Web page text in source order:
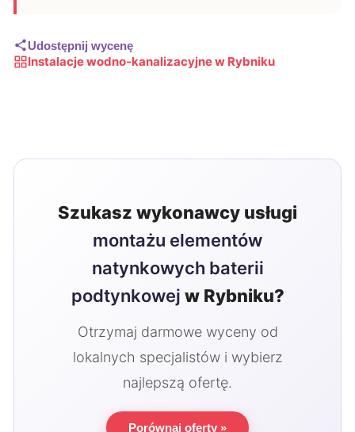
Udostępnij wycenę
Instalacje wodno-kanalizacyjne w Rybniku
Szukasz wykonawcy usługi
montażu elementów
natynkowych baterii
podtynkowej w Rybniku?
Otrzymaj darmowe wyceny od
lokalnych specjalistów i wybierz
najlepszą ofertę.
Porównaj oferty »